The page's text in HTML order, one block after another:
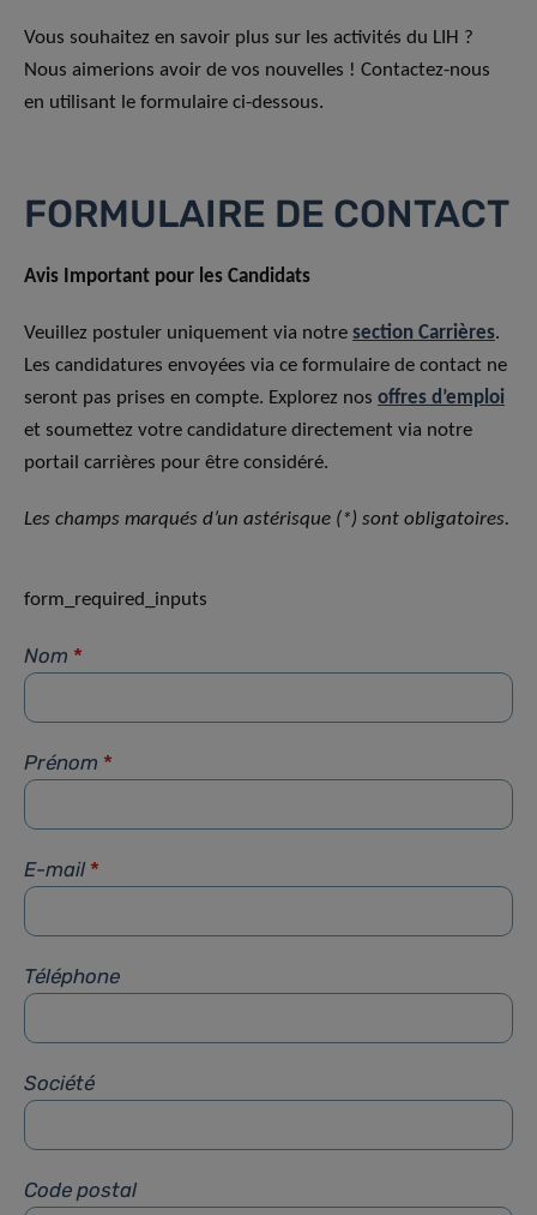
Vous souhaitez en savoir plus sur les activités du LIH ?
Nous aimerions avoir de vos nouvelles ! Contactez-nous
en utilisant le formulaire ci-dessous.
FORMULAIRE DE CONTACT
Avis Important pour les Candidats
Veuillez postuler uniquement via notre section Carrières.
Les candidatures envoyées via ce formulaire de contact ne
seront pas prises en compte. Explorez nos offres d’emploi
et soumettez votre candidature directement via notre
portail carrières pour être considéré.
Les champs marqués d’un astérisque (*) sont obligatoires.
form_required_inputs
Nom *
Prénom *
E-mail *
Téléphone
Société
Code postal